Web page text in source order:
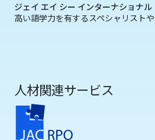
ジェイ エイ シー インターナショナル
高い語学力を有するスペシャリスト
人材関連サービス